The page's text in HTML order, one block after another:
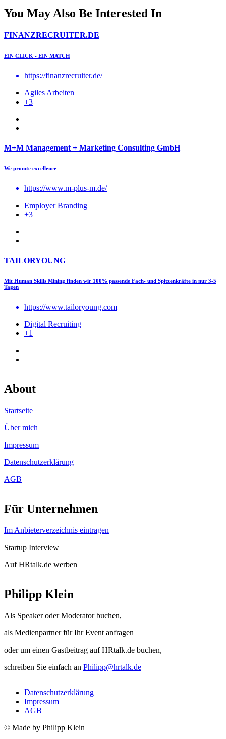
You May Also Be Interested In
FINANZRECRUITER.DE
EIN CLICK - EIN MATCH
https://finanzrecruiter.de/
Agiles Arbeiten
+3
M+M Management + Marketing Consulting GmbH
We promte excellence
https://www.m-plus-m.de/
Employer Branding
+3
TAILORYOUNG
Mit Human Skills Mining finden wir 100% passende Fach- und Spitzenkräfte in nur 3-5
Tagen
https://www.tailoryoung.com
Digital Recruiting
+1
About
Startseite
Über mich
Impressum
Datenschutzerklärung
AGB
Für Unternehmen
Im Anbieterverzeichnis eintragen
Startup Interview
Auf HRtalk.de werben
Philipp Klein
Als Speaker oder Moderator buchen,
als Medienpartner für Ihr Event anfragen
oder um einen Gastbeitrag auf HRtalk.de buchen,
schreiben Sie einfach an Philipp@hrtalk.de
Datenschutzerklärung
Impressum
AGB
© Made by Philipp Klein